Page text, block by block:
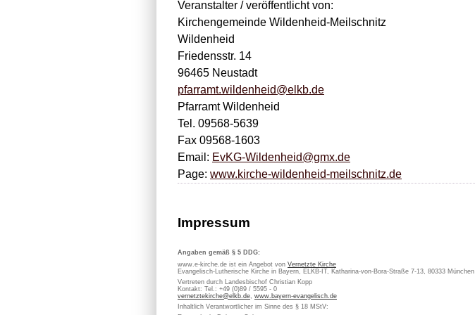
Veranstalter / veröffentlicht von:
Kirchengemeinde Wildenheid-Meilschnitz
Wildenheid
Friedensstr. 14
96465 Neustadt
pfarramt.wildenheid@elkb.de
Pfarramt Wildenheid
Tel. 09568-5639
Fax 09568-1603
Email: EvKG-Wildenheid@gmx.de
Page: www.kirche-wildenheid-meilschnitz.de
Impressum
Angaben gemäß § 5 DDG:
www.e-kirche.de ist ein Angebot von Vernetzte Kirche
Evangelisch-Lutherische Kirche in Bayern, ELKB-IT, Katharina-von-Bora-Straße 7-13, 80333 München
Vertreten durch Landesbischof Christian Kopp
Kontakt: Tel.: +49 (0)89 / 5595 - 0
vernetztekirche@elkb.de, www.bayern-evangelisch.de
Inhaltlich Verantwortlicher im Sinne des § 18 MStV: